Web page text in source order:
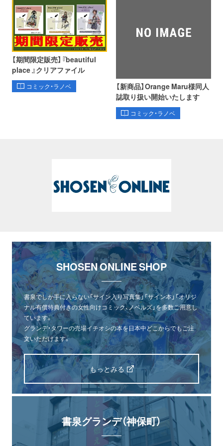
【期間限定販売】『beautiful
place 』クリアファイル
コミック・ラノベ
【新商品】Orange Maru様同人
誌取り扱い開始いたします
コミック・ラノベ
SHOSEN ONLINE SHOP
書泉でしか手に入らない「サイン入り写真集」「サイン本」「オリジ
ナル有償特典付きの女性向けコミック、ノベルズ」を多数ご用意し
ています。
グランデ・タワーの売場イチオシの本を日本中どこからでもご注
文いただけます。
もっとみる
書泉グランデ（神保町）